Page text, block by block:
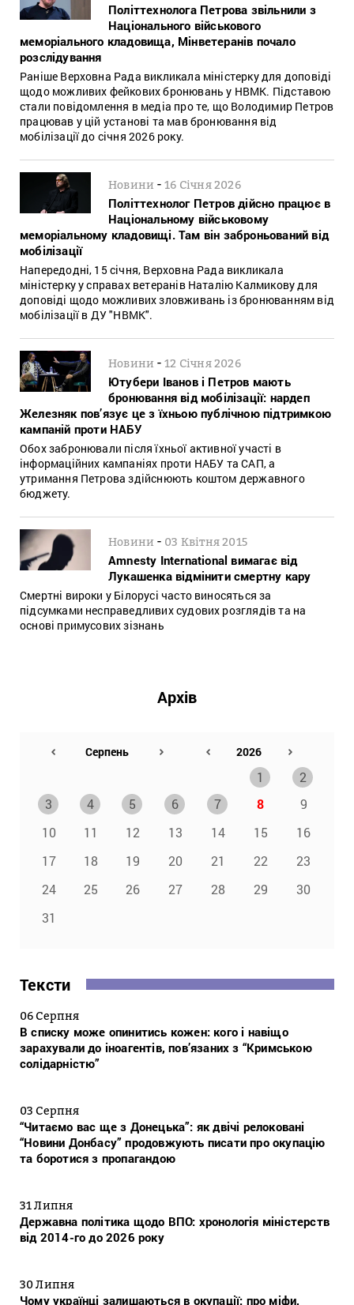
Політтехнолога Петрова звільнили з
Національного військового
меморіального кладовища, Мінветеранів почало
розслідування
Раніше Верховна Рада викликала міністерку для доповіді
щодо можливих фейкових бронювань у НВМК. Підставою
стали повідомлення в медіа про те, що Володимир Петров
працював у цій установі та мав бронювання від
мобілізації до січня 2026 року.
Новини -16 Січня 2026
Політтехнолог Петров дійсно працює в
Національному військовому
меморіальному кладовищі. Там він заброньований від
мобілізації
Напередодні, 15 січня, Верховна Рада викликала
міністерку у справах ветеранів Наталію Калмикову для
доповіді щодо можливих зловживань із бронюванням від
мобілізації в ДУ "НВМК".
Новини -12 Січня 2026
Ютубери Іванов і Петров мають
бронювання від мобілізації: нардеп
Железняк пов’язує це з їхньою публічною підтримкою
кампаній проти НАБУ
Обох забронювали після їхньої активної участі в
інформаційних кампаніях проти НАБУ та САП, а
утримання Петрова здійснюють коштом державного
бюджету.
Новини - 03 Квітня 2015
Amnesty International вимагає від
Лукашенка відмінити смертну кару
Смертні вироки у Білорусі часто виносяться за
підсумками несправедливих судових розглядів та на
основі примусових зізнань
Архів
1
2
3
4 5 6 7 8
9
10
11 12 13 14 15
16
17
18 19 20 21 22
23
24
25 26 27 28 29
30
31
Тексти
06 Серпня
В списку може опинитись кожен: кого і навіщо
зарахували до іноагентів, пов’язаних з “Кримською
солідарністю”
03 Серпня
“Читаємо вас ще з Донецька”: як двічі релоковані
“Новини Донбасу” продовжують писати про окупацію
та боротися з пропагандою
31 Липня
Державна політика щодо ВПО: хронологія міністерств
від 2014-го до 2026 року
30 Липня
Чому українці залишаються в окупації: про міфи,